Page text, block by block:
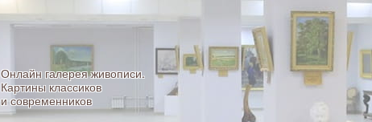
Allpainters.ru - картинная галерея
Онлайн галерея живописи.
Картины классиков
и современников